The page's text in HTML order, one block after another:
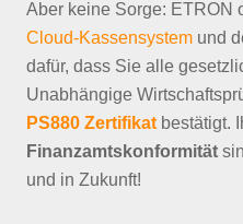
Aber keine Sorge: ETRON
Cloud-Kassensystem und
dafür, dass Sie alle
Unabhängige
PS880 Zertifikat bestätigt.
Finanzamtskonformität
und in Zukunft!